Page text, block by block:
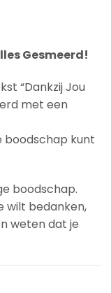
Gesmeerd!
“Dankzij Jou
met een
boodschap kunt
boodschap.
wilt bedanken,
weten dat je